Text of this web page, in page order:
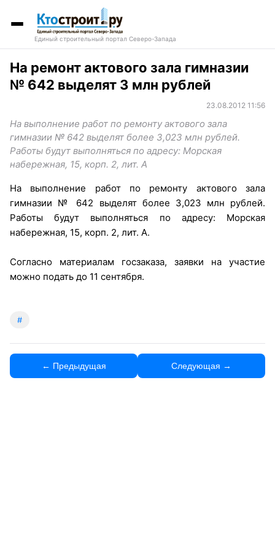
Единый строительный портал Северо-Запада
На ремонт актового зала гимназии
№ 642 выделят 3 млн рублей
23.08.2012 11:56
На выполнение работ по ремонту актового зала
гимназии № 642 выделят более 3,023 млн рублей.
Работы будут выполняться по адресу: Морская
набережная, 15, корп. 2, лит. А
На выполнение работ по ремонту актового зала
гимназии № 642 выделят более 3,023 млн рублей.
Работы будут выполняться по адресу: Морская
набережная, 15, корп. 2, лит. А.
Согласно материалам госзаказа, заявки на участие
можно подать до 11 сентября.
#
← Предыдущая Следующая →